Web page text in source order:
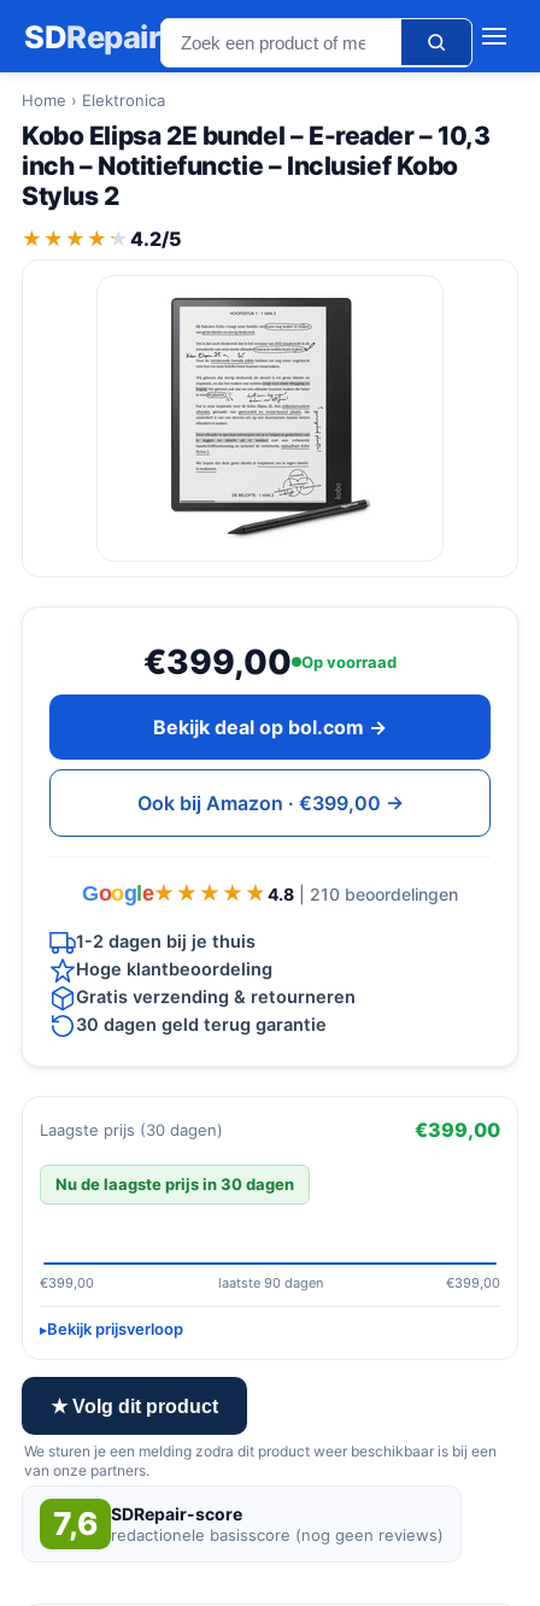
SDRepair
Home › Elektronica
Kobo Elipsa 2E bundel – E-reader – 10,3
inch – Notitiefunctie – Inclusief Kobo
Stylus 2
★★★★★
★★★★★ 4.2/5
€399,00 Op voorraad
Bekijk deal op bol.com →
Ook bij Amazon · €399,00 →
Goog e★★★★★
★★★★★ 4.8 | 210 beoordelingen
1-2 dagen bij je thuis
Hoge klantbeoordeling
Gratis verzending & retourneren
30 dagen geld terug garantie
Laagste prijs (30 dagen) €399,00
Nu de laagste prijs in 30 dagen
€399,00 laatste 90 dagen €399,00
Bekijk prijsverloop
★ Volg dit product
We sturen je een melding zodra dit product weer beschikbaar is bij een
van onze partners.
7,6 SDRepair-score
redactionele basisscore (nog geen reviews)